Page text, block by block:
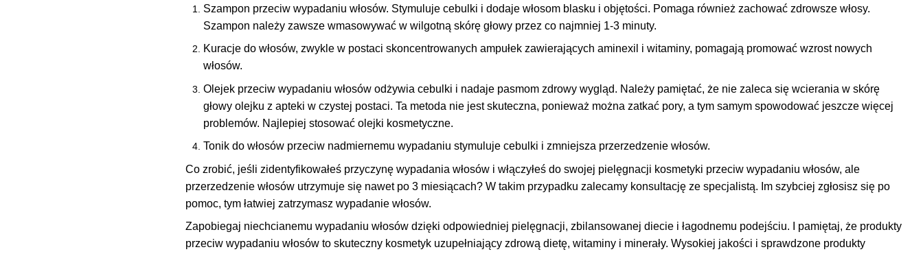
Szampon przeciw wypadaniu włosów. Stymuluje cebulki i dodaje włosom blasku i objętości. Pomaga również zachować zdrowsze włosy.
Szampon należy zawsze wmasowywać w wilgotną skórę głowy przez co najmniej 1-3 minuty.
Kuracje do włosów, zwykle w postaci skoncentrowanych ampułek zawierających aminexil i witaminy, pomagają promować wzrost nowych
włosów.
Olejek przeciw wypadaniu włosów odżywia cebulki i nadaje pasmom zdrowy wygląd. Należy pamiętać, że nie zaleca się wcierania w skórę
głowy olejku z apteki w czystej postaci. Ta metoda nie jest skuteczna, ponieważ można zatkać pory, a tym samym spowodować jeszcze więcej
problemów. Najlepiej stosować olejki kosmetyczne.
Tonik do włosów przeciw nadmiernemu wypadaniu stymuluje cebulki i zmniejsza przerzedzenie włosów.
Co zrobić, jeśli zidentyfikowałeś przyczynę wypadania włosów i włączyłeś do swojej pielęgnacji kosmetyki przeciw wypadaniu włosów, ale
przerzedzenie włosów utrzymuje się nawet po 3 miesiącach? W takim przypadku zalecamy konsultację ze specjalistą. Im szybciej zgłosisz się po
pomoc, tym łatwiej zatrzymasz wypadanie włosów.
Zapobiegaj niechcianemu wypadaniu włosów dzięki odpowiedniej pielęgnacji, zbilansowanej diecie i łagodnemu podejściu. I pamiętaj, że produkty
przeciw wypadaniu włosów to skuteczny kosmetyk uzupełniający zdrową dietę, witaminy i minerały. Wysokiej jakości i sprawdzone produkty